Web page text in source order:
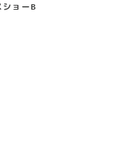
ョーB